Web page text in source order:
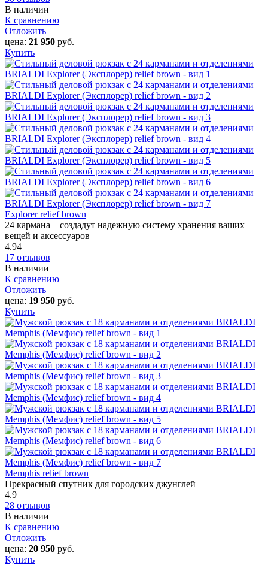
В наличии
К сравнению
Отложить
цена: 21 950 руб.
Купить
Explorer relief brown
24 кармана – создадут надежную систему хранения ваших
вещей и аксессуаров
4.94
17 отзывов
В наличии
К сравнению
Отложить
цена: 19 950 руб.
Купить
Memphis relief brown
Прекрасный спутник для городских джунглей
4.9
28 отзывов
В наличии
К сравнению
Отложить
цена: 20 950 руб.
Купить